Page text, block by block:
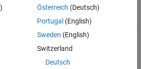
set the data type of the asynchronous
to when create an
initiator block.
Österreich (Deutsch)
Portugal (English)
Sweden (English)
Switzerland
Deutsch